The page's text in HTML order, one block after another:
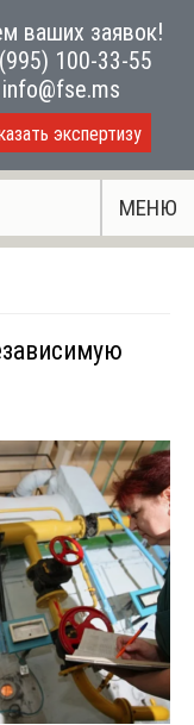
ваших заявок!
100-33-55
info@fse.ms
экспертизу
МЕНЮ